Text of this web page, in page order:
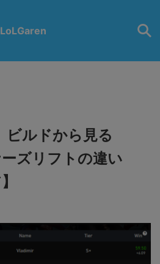
LoLGaren
ビルドから見る
ズリフトの違い